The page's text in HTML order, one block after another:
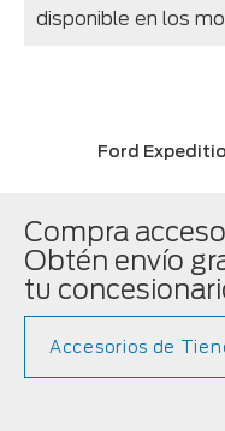
disponible en los
Ford
Compra
Obtén envío
tu
Accesorios de